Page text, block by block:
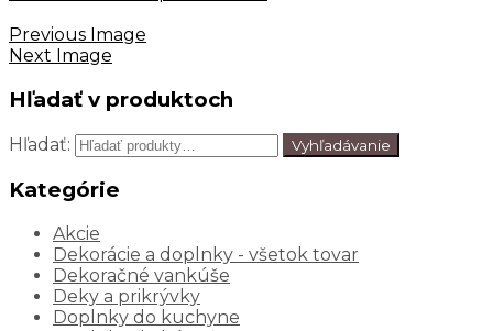
Previous Image
Next Image
Hľadať v produktoch
Hľadať: Vyhľadávanie
Kategórie
Akcie
Dekorácie a doplnky - všetok tovar
Dekoračné vankúše
Deky a prikrývky
Doplnky do kuchyne